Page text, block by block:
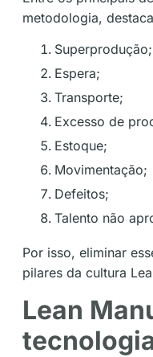
metodologia,
Superprodução;
Espera;
Transporte;
Excesso de
Estoque;
Movimentação;
Defeitos;
Talento não
Por isso, eliminar
pilares da cultura
Lean